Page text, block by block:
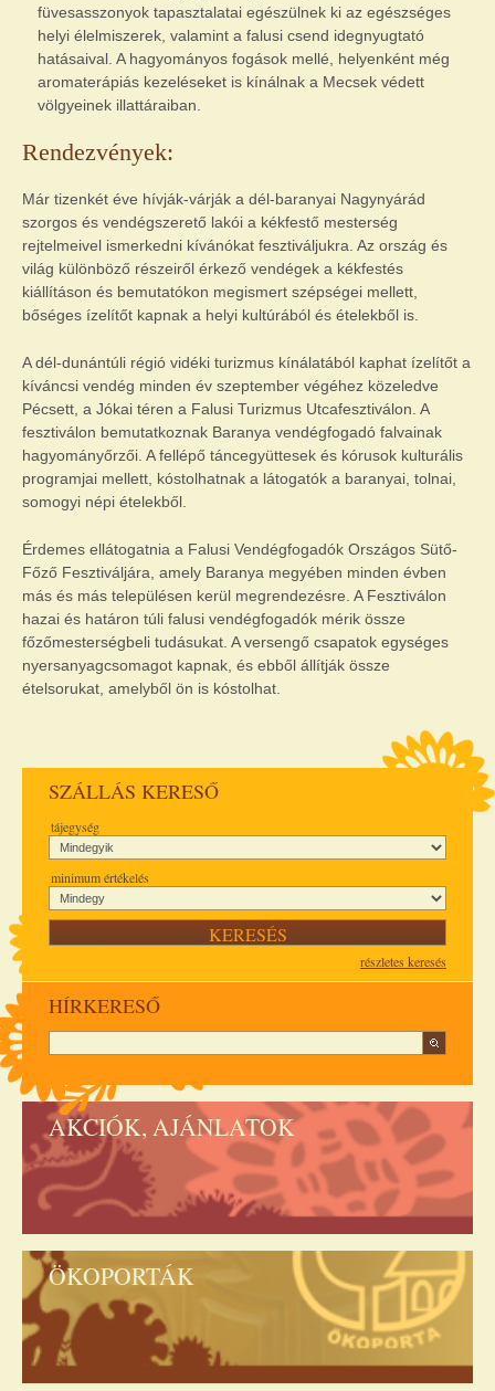
füvesasszonyok tapasztalatai egészülnek ki az egészséges
helyi élelmiszerek, valamint a falusi csend idegnyugtató
hatásaival. A hagyományos fogások mellé, helyenként még
aromaterápiás kezeléseket is kínálnak a Mecsek védett
völgyeinek illattáraiban.
Rendezvények:
Már tizenkét éve hívják-várják a dél-baranyai Nagynyárád
szorgos és vendégszerető lakói a kékfestő mesterség
rejtelmeivel ismerkedni kívánókat fesztiváljukra. Az ország és
világ különböző részeiről érkező vendégek a kékfestés
kiállításon és bemutatókon megismert szépségei mellett,
bőséges ízelítőt kapnak a helyi kultúrából és ételekből is.
A dél-dunántúli régió vidéki turizmus kínálatából kaphat ízelítőt a
kíváncsi vendég minden év szeptember végéhez közeledve
Pécsett, a Jókai téren a Falusi Turizmus Utcafesztiválon. A
fesztiválon bemutatkoznak Baranya vendégfogadó falvainak
hagyományőrzői. A fellépő táncegyüttesek és kórusok kulturális
programjai mellett, kóstolhatnak a látogatók a baranyai, tolnai,
somogyi népi ételekből.
Érdemes ellátogatnia a Falusi Vendégfogadók Országos Sütő-
Főző Fesztiváljára, amely Baranya megyében minden évben
más és más településen kerül megrendezésre. A Fesztiválon
hazai és határon túli falusi vendégfogadók mérik össze
főzőmesterségbeli tudásukat. A versengő csapatok egységes
nyersanyagcsomagot kapnak, és ebből állítják össze
ételsorukat, amelyből ön is kóstolhat.
SZÁLLÁS KERESŐ
tájegység
minimum értékelés
részletes keresés
HÍRKERESŐ
AKCIÓK, AJÁNLATOK
ÖKOPORTÁK